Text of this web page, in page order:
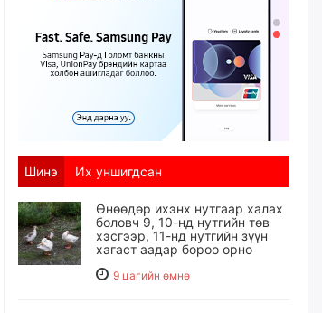
Шинэ Их уншигдсан
Өнөөдөр ихэнх нутгаар халах
боловч 9, 10-нд нутгийн төв
хэсгээр, 11-нд нутгийн зүүн
хагаст аадар бороо орно
9 цагийн өмнө